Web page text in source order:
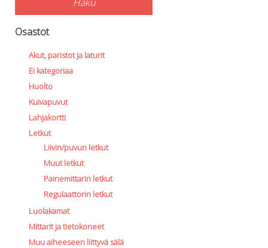
Osastot
Akut, paristot ja laturit
Ei kategoriaa
Huolto
Kuivapuvut
Lahjakortti
Letkut
Liivin/puvun letkut
Muut letkut
Painemittarin letkut
Regulaattorin letkut
Luolakamat
Mittarit ja tietokoneet
Muu aiheeseen liittyvä sälä